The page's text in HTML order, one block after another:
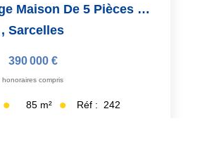
Sarcelles Village Maison De 5 Pièces De 85 M²
,Sarcelles
390 000 €
honoraires compris
85 m² Réf : 242